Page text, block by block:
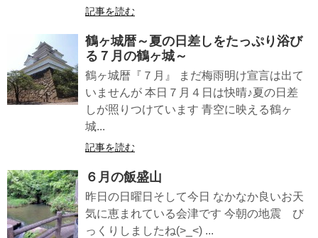
記事を読む
鶴ヶ城暦～夏の日差しをたっぷり浴び
る７月の鶴ヶ城～
鶴ヶ城暦『７月』 まだ梅雨明け宣言は出て
いませんが 本日７月４日は快晴♪夏の日差
しが照りつけています 青空に映える鶴ヶ
城...
記事を読む
６月の飯盛山
昨日の日曜日そして今日 なかなか良いお天
気に恵まれている会津です 今朝の地震 び
っくりしましたね(>_<) ...